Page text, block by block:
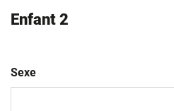
Enfant 2
Sexe